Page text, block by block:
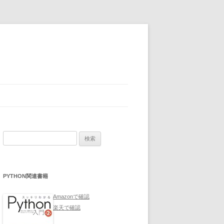
PYTHON関連書籍
Amazonで確認
楽天で確認